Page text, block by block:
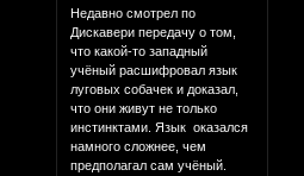
Недавно смотрел по
Дискавери передачу о том,
что какой-то западный
учёный расшифровал язык
луговых собачек и доказал,
что они живут не только
инстинктами. Язык оказался
намного сложнее, чем
предполагал сам учёный.